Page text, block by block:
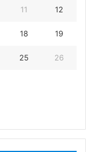
11 12
18 19
25 26